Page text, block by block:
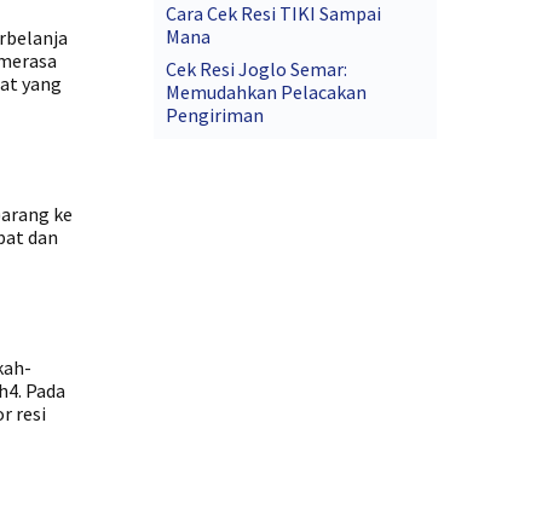
yang
ke
dan
Pada
resi
Cara Cek Resi TIKI Sampai
Mana
Cek Resi Joglo Semar:
Memudahkan Pelacakan
Pengiriman